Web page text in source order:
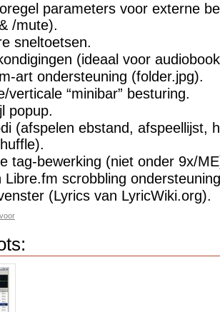
parameters voor externe
/mute).
sneltoetsen.
(ideaal voor
art ondersteuning (folder.jpg).
verticale “minibar” besturing.
popup.
(afspelen ebstand, afspeellijst,
tag-bewerking (niet onder 9x/
Libre.fm scrobbling
(Lyrics van LyricWiki.org).